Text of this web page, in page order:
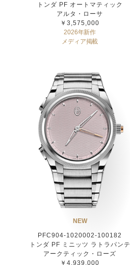
トンダ PF オートマティック
アルタ・ローサ
￥3,575,000
2026年新作
メディア掲載
NEW
PFC904-1020002-100182
トンダ PF ミニッツ ラトラパンテ
アークティック・ローズ
￥4,939,000